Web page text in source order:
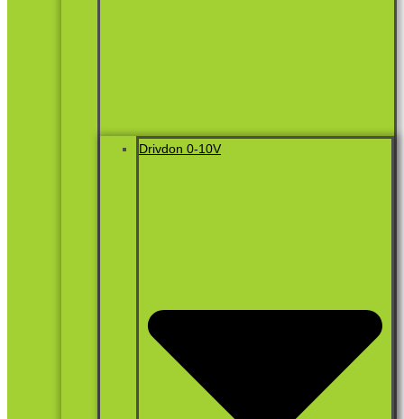
Drivdon 0-10V